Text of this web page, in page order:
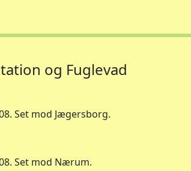
og Fuglevad
Set mod Jægersborg.
Set mod Nærum.